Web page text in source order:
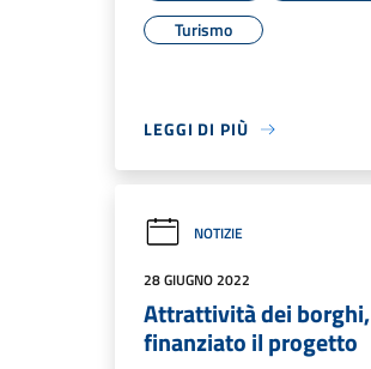
Turismo
LEGGI DI PIÙ
NOTIZIE
28 GIUGNO 2022
Attrattività dei borghi,
finanziato il progetto